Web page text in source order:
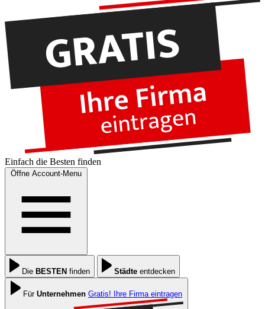
Einfach die Besten finden
Öffne Account-Menu
Die BESTEN finden Städte entdecken
Für Unternehmen Gratis! Ihre Firma eintragen